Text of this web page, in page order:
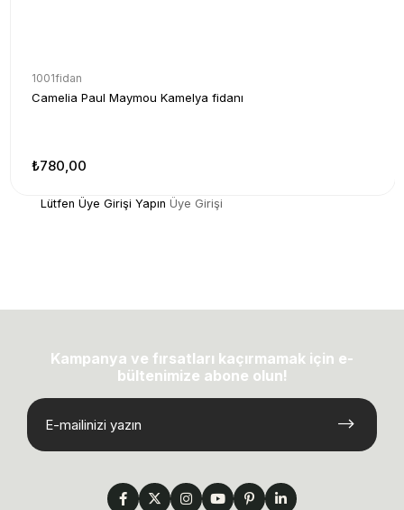
1001fidan
Camelia Paul Maymou Kamelya fidanı
₺780,00
Lütfen Üye Girişi Yapın Üye Girişi
Kampanya ve fırsatları kaçırmamak için e-
bültenimize abone olun!